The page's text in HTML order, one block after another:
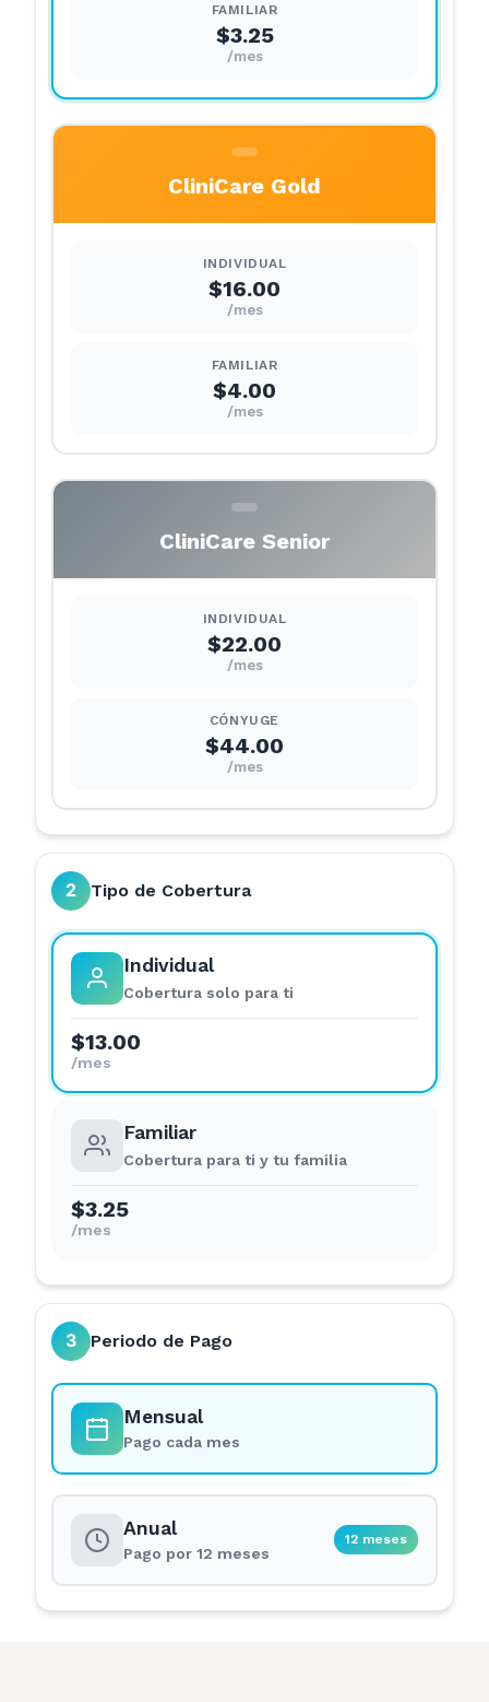
FAMILIAR
$3.25
/mes
CliniCare Gold
INDIVIDUAL
$16.00
/mes
FAMILIAR
$4.00
/mes
CliniCare Senior
INDIVIDUAL
$22.00
/mes
CÓNYUGE
$44.00
/mes
2 Tipo de Cobertura
Individual
Cobertura solo para ti
$13.00
/mes
Familiar
Cobertura para ti y tu familia
$3.25
/mes
3 Periodo de Pago
Mensual
Pago cada mes
Anual
Pago por 12 meses
12 meses